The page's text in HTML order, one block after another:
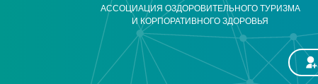
АССОЦИАЦИЯ ОЗДОРОВИТЕЛЬНОГО ТУРИЗМА
И КОРПОРАТИВНОГО ЗДОРОВЬЯ